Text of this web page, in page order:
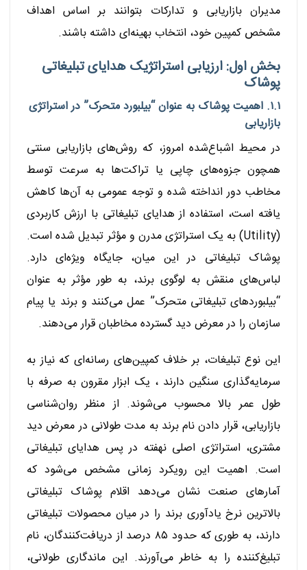
مدیران بازاریابی و تدارکات بتوانند بر اساس اهداف
مشخص کمپین خود، انتخاب بهینه‌ای داشته باشند.
بخش اول: ارزیابی استراتژیک هدایای تبلیغاتی
پوشاک
۱.۱. اهمیت پوشاک به عنوان “بیلبورد متحرک” در استراتژی
بازاریابی
در محیط اشباع‌شده امروز، که روش‌های بازاریابی سنتی
همچون جزوه‌های چاپی یا تراکت‌ها به سرعت توسط
مخاطب دور انداخته شده و توجه عمومی به آن‌ها کاهش
یافته است، استفاده از هدایای تبلیغاتی با ارزش کاربردی
(Utility) به یک استراتژی مدرن و مؤثر تبدیل شده است.
پوشاک تبلیغاتی در این میان، جایگاه ویژه‌ای دارد.
لباس‌های منقش به لوگوی برند، به طور مؤثر به عنوان
“بیلبوردهای تبلیغاتی متحرک” عمل می‌کنند و برند یا پیام
سازمان را در معرض دید گسترده مخاطبان قرار می‌دهند.
این نوع تبلیغات، بر خلاف کمپین‌های رسانه‌ای که نیاز به
سرمایه‌گذاری سنگین دارند ، یک ابزار مقرون به صرفه با
طول عمر بالا محسوب می‌شوند. از منظر روان‌شناسی
بازاریابی، قرار دادن نام برند به مدت طولانی در معرض دید
مشتری، استراتژی اصلی نهفته در پس هدایای تبلیغاتی
است. اهمیت این رویکرد زمانی مشخص می‌شود که
آمارهای صنعت نشان می‌دهد اقلام پوشاک تبلیغاتی
بالاترین نرخ یادآوری برند را در میان محصولات تبلیغاتی
دارند، به طوری که حدود ۸۵ درصد از دریافت‌کنندگان، نام
تبلیغ‌کننده را به خاطر می‌آورند. این ماندگاری طولانی،